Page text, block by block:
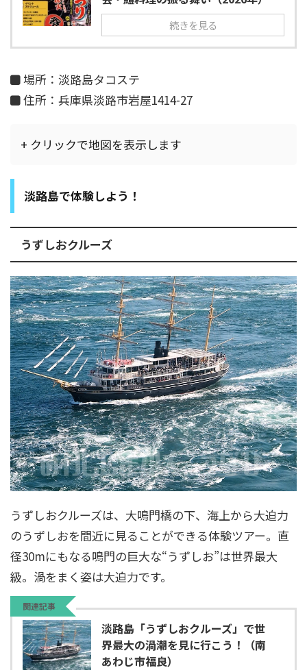
続きを見る
場所：淡路島タコステ
住所：兵庫県淡路市岩屋1414-27
+ クリックで地図を表示します
淡路島で体験しよう！
うずしおクルーズ
うずしおクルーズは、大鳴門橋の下、海上から大迫力
のうずしおを間近に見ることができる体験ツアー。直
径30mにもなる鳴門の巨大な“うずしお”は世界最大
級。渦をまく姿は大迫力です。
関連記事
淡路島「うずしおクルーズ」で世
界最大の渦潮を見に行こう！（南
あわじ市福良）